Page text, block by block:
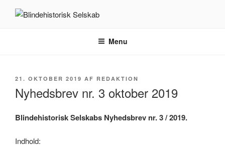
Menu
UDGIVET
21. OKTOBER 2019 AF REDAKTION
Nyhedsbrev nr. 3 oktober 2019
Blindehistorisk Selskabs Nyhedsbrev nr. 3 / 2019.
Indhold: